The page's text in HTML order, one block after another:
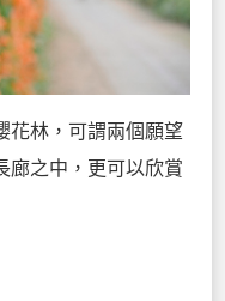
花林，可謂兩個願望
廊之中，更可以欣賞